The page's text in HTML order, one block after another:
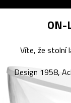
ON-
Víte, že stolní
Design 1958,